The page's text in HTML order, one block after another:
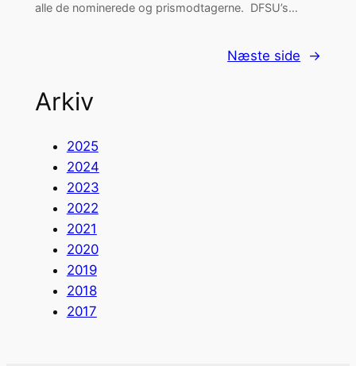
alle de nominerede og prismodtagerne. DFSU’s…
Næste side →
Arkiv
2025
2024
2023
2022
2021
2020
2019
2018
2017